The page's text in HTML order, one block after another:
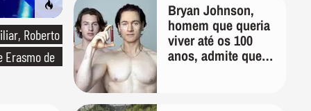
Roberto
Erasmo de
Bryan Johnson,
homem que queria
viver até os 100
anos, admite que